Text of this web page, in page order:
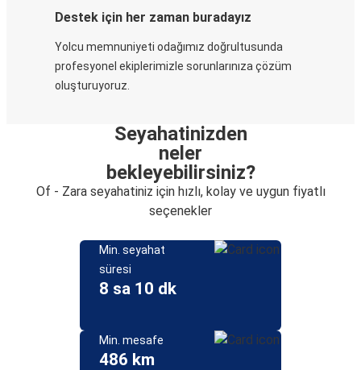
Destek için her zaman buradayız
Yolcu memnuniyeti odağımız doğrultusunda
profesyonel ekiplerimizle sorunlarınıza çözüm
oluşturuyoruz.
Seyahatinizden
neler
bekleyebilirsiniz?
Of - Zara seyahatiniz için hızlı, kolay ve uygun fiyatlı
seçenekler
Min. seyahat
süresi
8 sa 10 dk
Min. mesafe
486 km